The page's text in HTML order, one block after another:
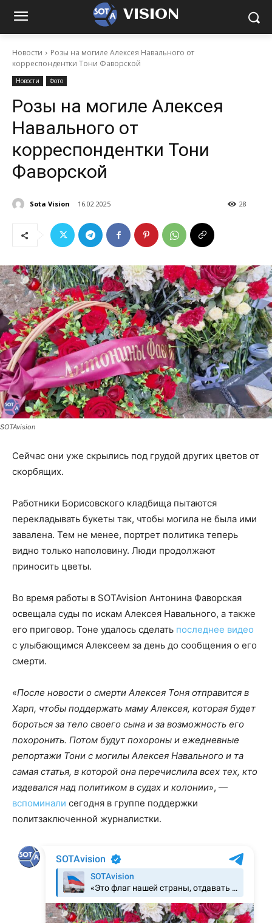
VISION
Новости
Розы на могиле Алексея Навального от
корреспондентки Тони Фаворской
Новости Фото
Розы на могиле Алексея
Навального от
корреспондентки Тони
Фаворской
Sota Vision 16.02.2025 28
SOTAvision
Сейчас они уже скрылись под грудой других цветов от
скорбящих.
Работники Борисовского кладбища пытаются
перекладывать букеты так, чтобы могила не была ими
завалена. Тем не менее, портрет политика теперь
видно только наполовину. Люди продолжают
приносить цветы.
Во время работы в SOTAvision Антонина Фаворская
освещала суды по искам Алексея Навального, а также
его приговор. Тоне удалось сделать последнее видео
с улыбающимся Алексеем за день до сообщения о его
смерти.
«После новости о смерти Алексея Тоня отправится в
Харп, чтобы поддержать маму Алексея, которая будет
бороться за тело своего сына и за возможность его
похоронить. Потом будут похороны и ежедневные
репортажи Тони с могилы Алексея Навального и та
самая статья, в которой она перечислила всех тех, кто
издевался над политиком в судах и колонии», —
вспоминали сегодня в группе поддержки
политзаключенной журналистки.